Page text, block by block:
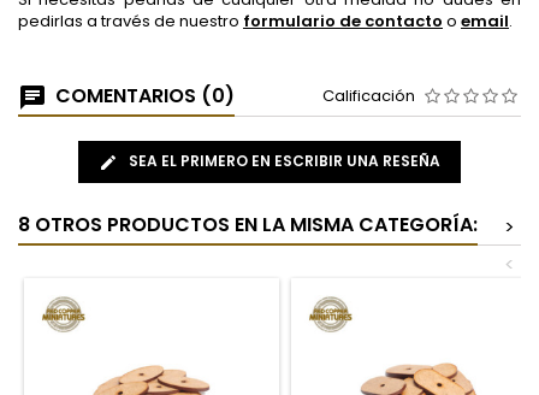
pedirlas a través de nuestro formulario de contacto o email.
COMENTARIOS (0) Calificación
SEA EL PRIMERO EN ESCRIBIR UNA RESEÑA
8 OTROS PRODUCTOS EN LA MISMA CATEGORÍA:
>
<